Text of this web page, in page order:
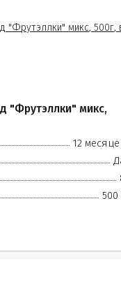
"Фрутэллки" микс,
12
500